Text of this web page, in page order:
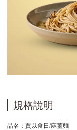
規格說明
品名：賈以食日/麻薑麵